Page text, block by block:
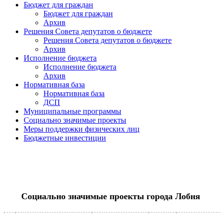
Бюджет для граждан
Бюджет для граждан
Архив
Решения Совета депутатов о бюджете
Решения Совета депутатов о бюджете
Архив
Исполнение бюджета
Исполнение бюджета
Архив
Нормативная база
Нормативная база
ДСП
Муниципальные программы
Социально значимые проекты
Меры поддержки физических лиц
Бюджетные инвестиции
Социально значимые проекты города Лобня